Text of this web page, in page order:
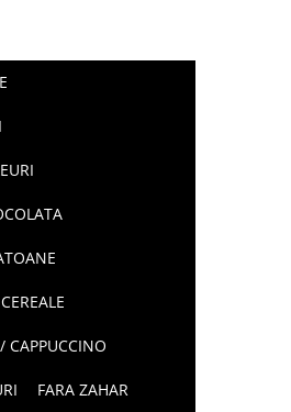
CEREALE
CAPPUCCINO
FARA ZAHAR